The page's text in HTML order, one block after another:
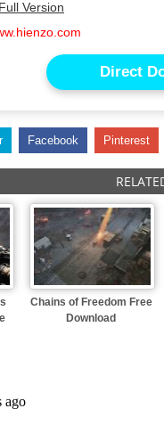
Version
Direct
Facebook Pinterest
Chains of Freedom Free
Download